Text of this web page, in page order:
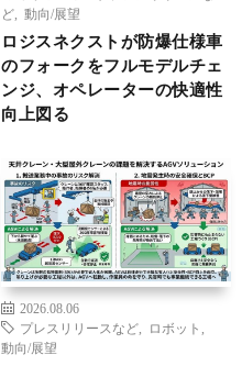
ど
動向/展望
ロジスネクストが防爆仕様車
のフォークをフルモデルチェ
ンジ、オペレーターの快適性
向上図る
2026.08.06
プレスリリースなど
ロボット
動向/展望